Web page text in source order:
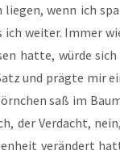
wenn ich
wei­ter. Immer
hat­te, wür­de
und präg­te mir
saß im
der Ver­dacht,
ver­än­dert